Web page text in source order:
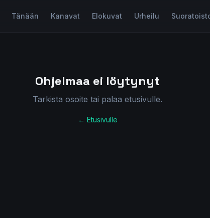
Tänään Kanavat Elokuvat Urheilu
Ohjelmaa ei löytynyt
Tarkista osoite tai palaa etusivulle.
← Etusivulle